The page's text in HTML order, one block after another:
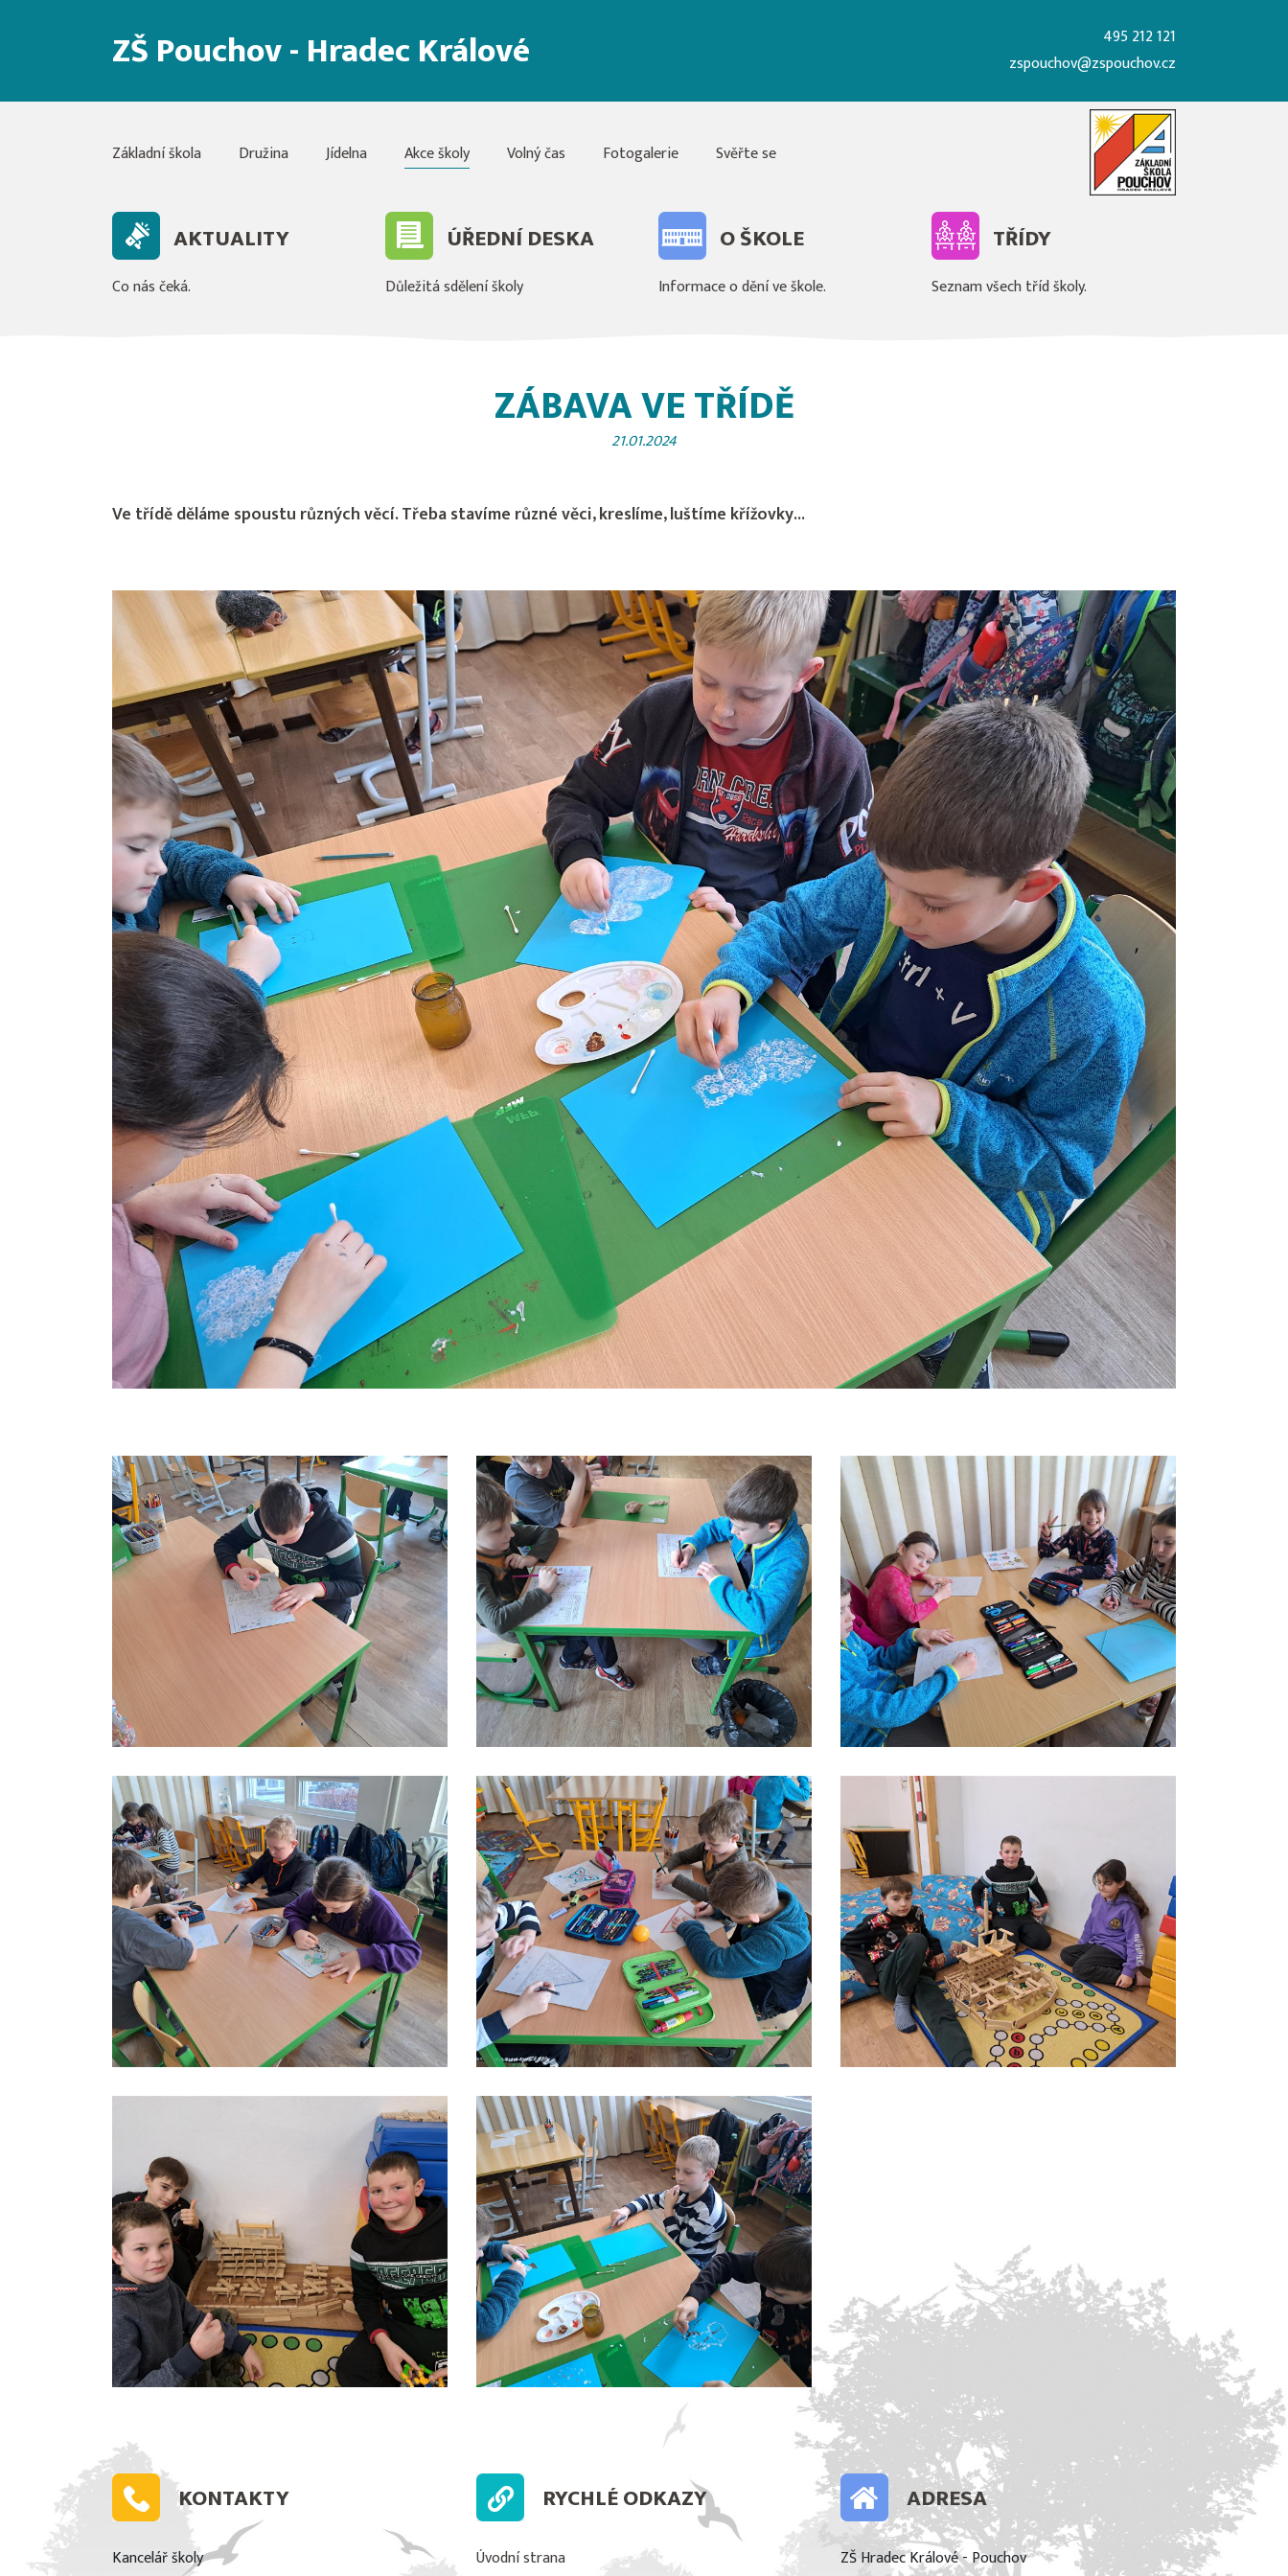
ZŠ Pouchov - Hradec Králové
495 212 121
zspouchov@zspouchov.cz
Základní škola Družina Jídelna Akce školy Volný čas Fotogalerie Svěřte se
AKTUALITY
Co nás čeká.
ÚŘEDNÍ DESKA
Důležitá sdělení školy
O ŠKOLE
Informace o dění ve škole.
TŘÍDY
Seznam všech tříd školy.
ZÁBAVA VE TŘÍDĚ
21.01.2024
Ve třídě děláme spoustu různých věcí. Třeba stavíme různé věci, kreslíme, luštíme křížovky...
KONTAKTY
Kancelář školy
RYCHLÉ ODKAZY
Úvodní strana
ADRESA
ZŠ Hradec Králové - Pouchov